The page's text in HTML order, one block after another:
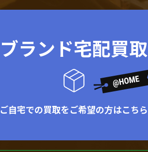
ブランド宅配買取
ご自宅での買取をご希望の方はこちら